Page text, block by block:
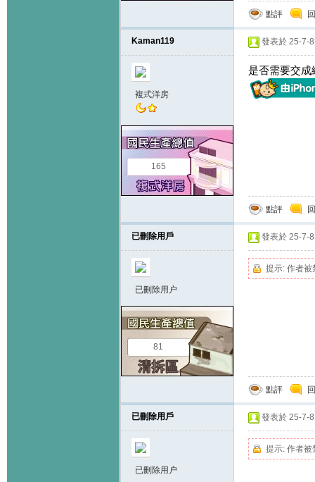
點評
Kaman119
複式洋房
165
發表於 25-7-
是否需要交成
點評
已刪除用戶
已刪除用户
81
發表於 25-7-
提示: 作者被
點評
已刪除用戶
已刪除用户
發表於 25-7-
提示: 作者被